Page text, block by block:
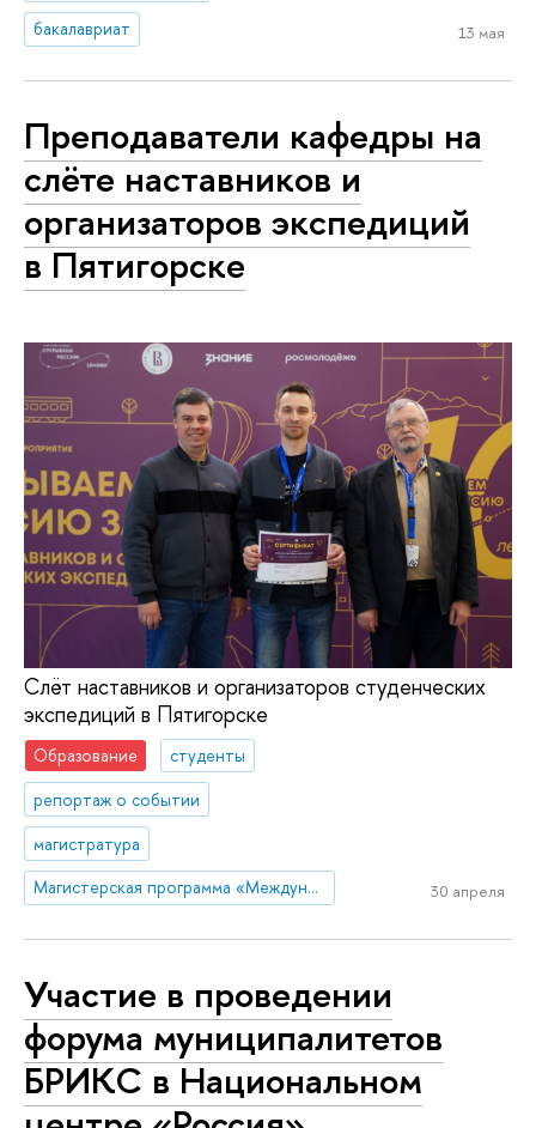
бакалавриат
13 мая
Преподаватели кафедры на
слёте наставников и
организаторов экспедиций
в Пятигорске
Слёт наставников и организаторов студенческих
экспедиций в Пятигорске
Образование
студенты
репортаж о событии
магистратура
Магистерская программа «Международная торговая политика»
30 апреля
Участие в проведении
форума муниципалитетов
БРИКС в Национальном